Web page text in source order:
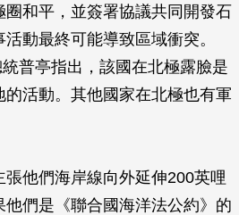
和平，並簽署協議共同開發石
動最終可能導致區域衝突。
普亭指出，該國在北極露臉是
活動。其他國家在北極也有軍
他們海岸線向外延伸200英哩
們是《聯合國海洋法公約》的